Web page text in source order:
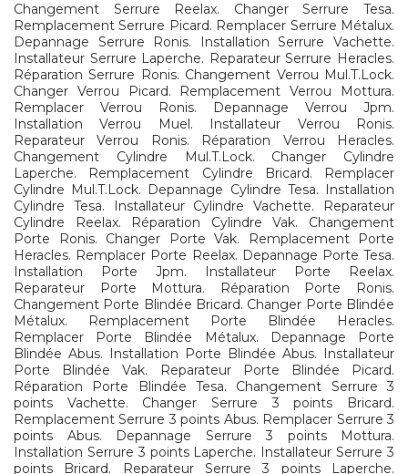
Changement Serrure Reelax. Changer Serrure Tesa.
Remplacement Serrure Picard. Remplacer Serrure Métalux.
Depannage Serrure Ronis. Installation Serrure Vachette.
Installateur Serrure Laperche. Reparateur Serrure Heracles.
Réparation Serrure Ronis. Changement Verrou Mul.T.Lock.
Changer Verrou Picard. Remplacement Verrou Mottura.
Remplacer Verrou Ronis. Depannage Verrou Jpm.
Installation Verrou Muel. Installateur Verrou Ronis.
Reparateur Verrou Ronis. Réparation Verrou Heracles.
Changement Cylindre Mul.T.Lock. Changer Cylindre
Laperche. Remplacement Cylindre Bricard. Remplacer
Cylindre Mul.T.Lock. Depannage Cylindre Tesa. Installation
Cylindre Tesa. Installateur Cylindre Vachette. Reparateur
Cylindre Reelax. Réparation Cylindre Vak. Changement
Porte Ronis. Changer Porte Vak. Remplacement Porte
Heracles. Remplacer Porte Reelax. Depannage Porte Tesa.
Installation Porte Jpm. Installateur Porte Reelax.
Reparateur Porte Mottura. Réparation Porte Ronis.
Changement Porte Blindée Bricard. Changer Porte Blindée
Métalux. Remplacement Porte Blindée Heracles.
Remplacer Porte Blindée Métalux. Depannage Porte
Blindée Abus. Installation Porte Blindée Abus. Installateur
Porte Blindée Vak. Reparateur Porte Blindée Picard.
Réparation Porte Blindée Tesa. Changement Serrure 3
points Vachette. Changer Serrure 3 points Bricard.
Remplacement Serrure 3 points Abus. Remplacer Serrure 3
points Abus. Depannage Serrure 3 points Mottura.
Installation Serrure 3 points Laperche. Installateur Serrure 3
points Bricard. Reparateur Serrure 3 points Laperche.